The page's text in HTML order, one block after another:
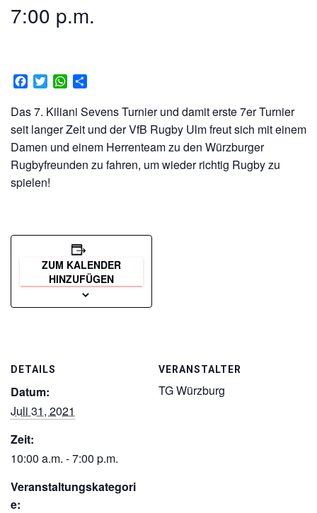
7:00 p.m.
F
c
e
b
o
o
k
T
i
t
t
e
r
W
a
t
s
A
p
i
l
e
n
Das 7. Kiliani Sevens Turnier und damit erste 7er Turnier
seit langer Zeit und der VfB Rugby Ulm freut sich mit einem
Damen und einem Herrenteam zu den Würzburger
Rugbyfreunden zu fahren, um wieder richtig Rugby zu
spielen!
ZUM KALENDER
HINZUFÜGEN
DETAILS
Datum:
Juli 31, 2021
Zeit:
10:00 a.m. - 7:00 p.m.
Veranstaltungskategori
e:
VERANSTALTER
TG Würzburg